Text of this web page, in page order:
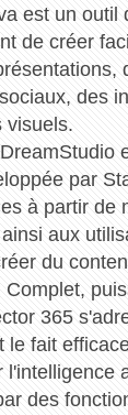
est un outil
de créer
des
visuels.
par
à partir de
aux
du
365
le fait
l'intelligence
des